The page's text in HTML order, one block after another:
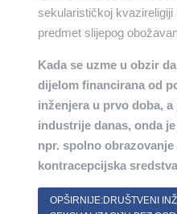
sekularističkoj kvazireligiji
predmet slijepog
Kada se uzme u obzir
dijelom financirana od
inženjera u prvo doba,
industrije danas, onda
npr. spolno
kontracepcijska
OPŠIRNIJE:DRUŠTVENI